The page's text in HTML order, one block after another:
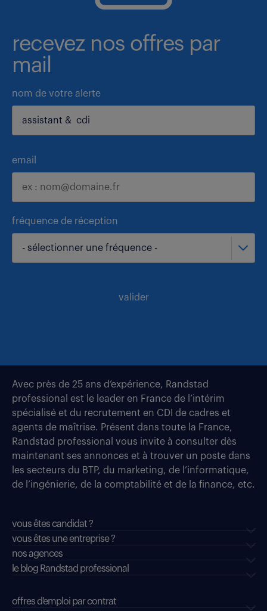
recevez nos offres par
mail
nom de votre alerte
email
fréquence de réception
- sélectionner une fréquence -
valider
Avec près de 25 ans d’expérience, Randstad
professional est le leader en France de l’intérim
spécialisé et du recrutement en CDI de cadres et
agents de maîtrise. Présent dans toute la France,
Randstad professional vous invite à consulter dès
maintenant ses annonces et à trouver un poste dans
les secteurs du BTP, du marketing, de l’informatique,
de l’ingénierie, de la comptabilité et de la finance, etc.
vous êtes candidat ?
vous êtes une entreprise ?
nos agences
le blog Randstad professional
offres d'emploi par contrat